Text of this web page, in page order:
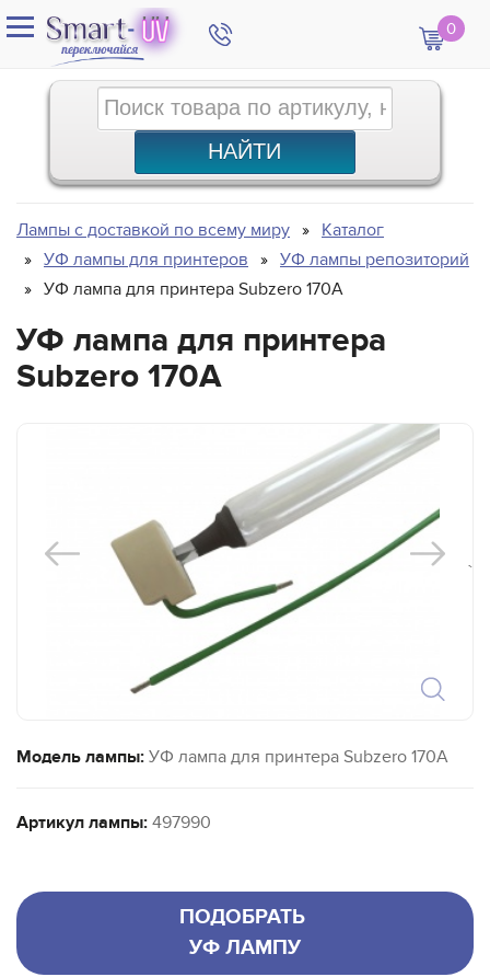
0
Лампы с доставкой по всему миру
Каталог
УФ лампы для принтеров
УФ лампы репозиторий
УФ лампа для принтера Subzero 170A
УФ лампа для принтера
Subzero 170A
`
Модель лампы: УФ лампа для принтера Subzero 170A
Артикул лампы: 497990
ПОДОБРАТЬ
УФ ЛАМПУ